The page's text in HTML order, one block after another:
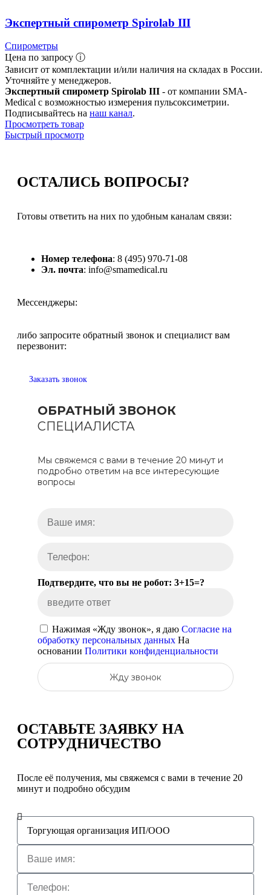
Экспертный спирометр Spirolab III
Спирометры
Цена по запросу ⓘ
Зависит от комплектации и/или наличия на складах в России.
Уточняйте у менеджеров.
Экспертный спирометр Spirolab III - от компании SMA-
Medical с возможностью измерения пульсоксиметрии.
Подписывайтесь на наш канал.
Просмотреть товар
Быстрый просмотр
ОСТАЛИСЬ ВОПРОСЫ?
Готовы ответить на них по удобным каналам связи:
Номер телефона: 8 (495) 970-71-08
Эл. почта: info@smamedical.ru
Мессенджеры:
либо запросите обратный звонок и специалист вам
перезвонит:
Заказать звонок
ОБРАТНЫЙ ЗВОНОК
СПЕЦИАЛИСТА
Мы свяжемся с вами в течение 20 минут и
подробно ответим на все интересующие
вопросы
Подтвердите, что вы не робот: 3+15=?
Нажимая «Жду звонок», я даю Согласие на
обработку персональных данных На
основании Политики конфиденциальности
Жду звонок
ОСТАВЬТЕ ЗАЯВКУ НА
СОТРУДНИЧЕСТВО
После её получения, мы свяжемся с вами в течение 20
минут и подробно обсудим